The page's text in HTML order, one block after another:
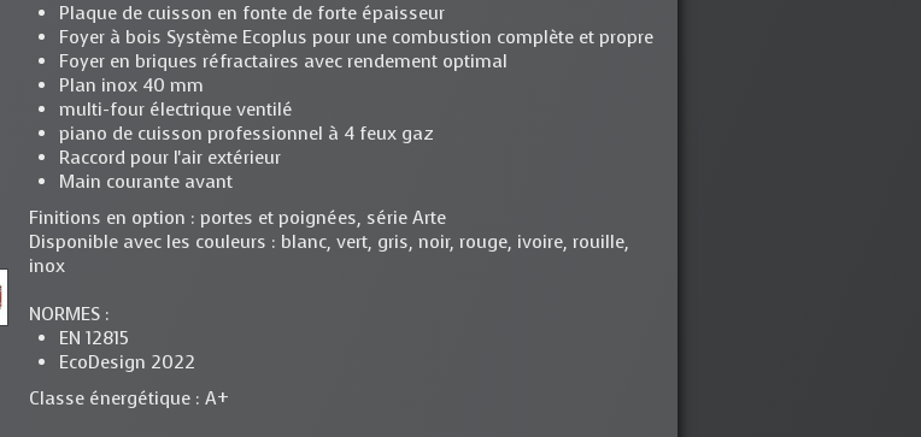
Plaque de cuisson en fonte de forte épaisseur
Foyer à bois Système Ecoplus pour une combustion complète et propre
Foyer en briques réfractaires avec rendement optimal
Plan inox 40 mm
multi-four électrique ventilé
piano de cuisson professionnel à 4 feux gaz
Raccord pour l'air extérieur
Main courante avant
Finitions en option : portes et poignées, série Arte
Disponible avec les couleurs : blanc, vert, gris, noir, rouge, ivoire, rouille,
inox
NORMES :
EN 12815
EcoDesign 2022
Classe énergétique : A+